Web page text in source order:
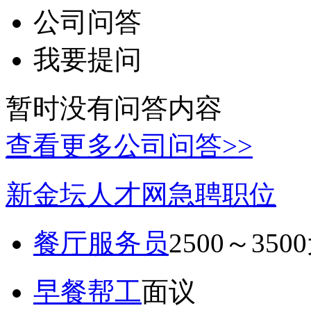
公司问答
我要提问
暂时没有问答内容
查看更多公司问答>>
新金坛人才网急聘职位
餐厅服务员2500～
早餐帮工面议